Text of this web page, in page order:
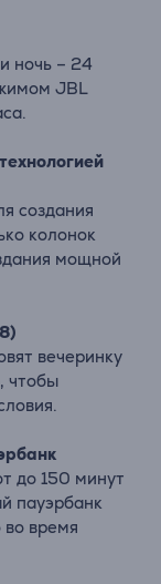
ночь – 24
JBL
создания
колонок
мощной
вечеринку
чтобы
до 150 минут
пауэрбанк
во время